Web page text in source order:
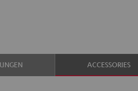
ACCESSORIES